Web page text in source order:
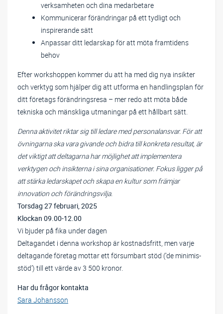
verksamheten och dina medarbetare
Kommunicerar förändringar på ett tydligt och
inspirerande sätt
Anpassar ditt ledarskap för att möta framtidens
behov
Efter workshoppen kommer du att ha med dig nya insikter
och verktyg som hjälper dig att utforma en handlingsplan för
ditt företags förändringsresa – mer redo att möta både
tekniska och mänskliga utmaningar på ett hållbart sätt.
Denna aktivitet riktar sig till ledare med personalansvar. För att
övningarna ska vara givande och bidra till konkreta resultat, är
det viktigt att deltagarna har möjlighet att implementera
verktygen och insikterna i sina organisationer. Fokus ligger på
att stärka ledarskapet och skapa en kultur som främjar
innovation och förändringsvilja.
Torsdag 27 februari, 2025
Klockan 09.00-12.00
Vi bjuder på fika under dagen
Deltagandet i denna workshop är kostnadsfritt, men varje
deltagande företag mottar ett försumbart stöd (’de minimis-
stöd’) till ett värde av 3 500 kronor.
Har du frågor kontakta
Sara Johansson